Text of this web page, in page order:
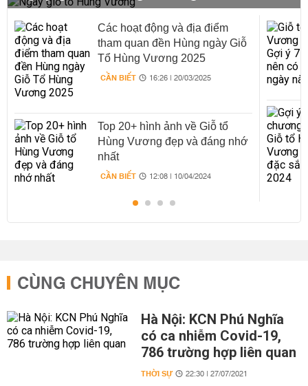
Các hoạt động và địa điểm
tham quan đền Hùng ngày Giỗ
Tổ Hùng Vương 2025
CẦN BIẾT 16:26 | 20/03/2025
Top 20+ hình ảnh về Giỗ tổ
Hùng Vương đẹp và đáng nhớ
nhất
CẦN BIẾT 12:08 | 10/04/2024
CÙNG CHUYÊN MỤC
Hà Nội: KCN Phú Nghĩa
có ca nhiễm Covid-19,
786 trường hợp liên quan
THỜI SỰ 22:30 | 27/07/2021